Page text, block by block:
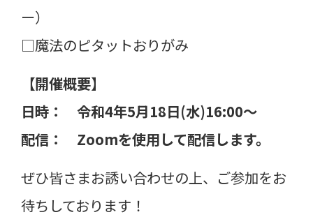
ー）
□魔法のピタットおりがみ
【開催概要】
日時： 令和4年5月18日(水)16:00～
配信： Zoomを使用して配信します。
ぜひ皆さまお誘い合わせの上、ご参加をお
待ちしております！